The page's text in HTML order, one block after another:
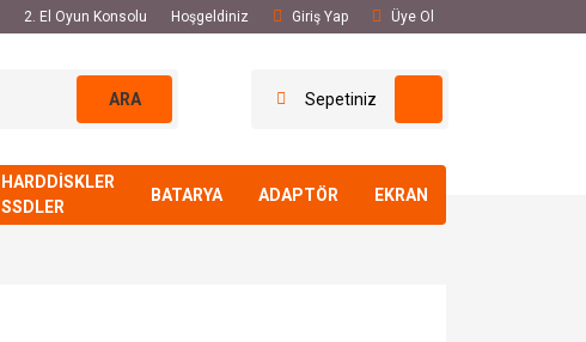
2. El Oyun Konsolu Hoşgeldiniz Giriş Yap Üye Ol
ARA Sepetiniz
HARDDİSKLER
SSDLER
BATARYA ADAPTÖR EKRAN